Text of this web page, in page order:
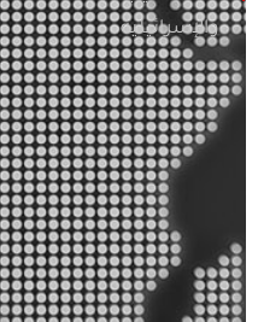
والإسرائيلية